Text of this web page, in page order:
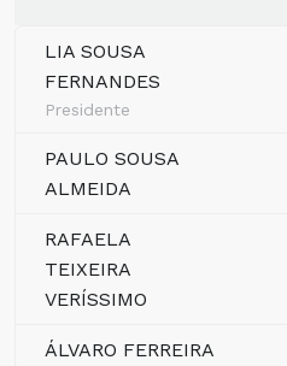
LIA SOUSA
FERNANDES
Presidente
PAULO SOUSA
ALMEIDA
RAFAELA
TEIXEIRA
VERÍSSIMO
ÁLVARO FERREIRA